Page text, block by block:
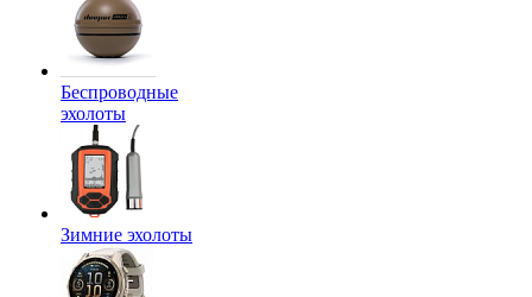
Беспроводные
эхолоты
Зимние эхолоты